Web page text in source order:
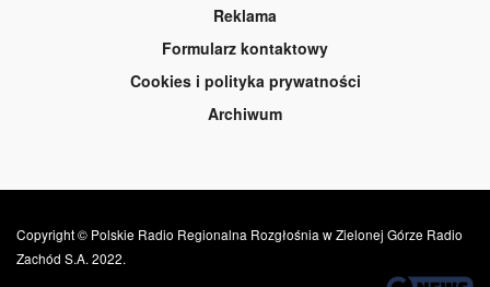
Reklama
Formularz kontaktowy
Cookies i polityka prywatności
Archiwum
Copyright © Polskie Radio Regionalna Rozgłośnia w Zielonej Górze Radio
Zachód S.A. 2022.